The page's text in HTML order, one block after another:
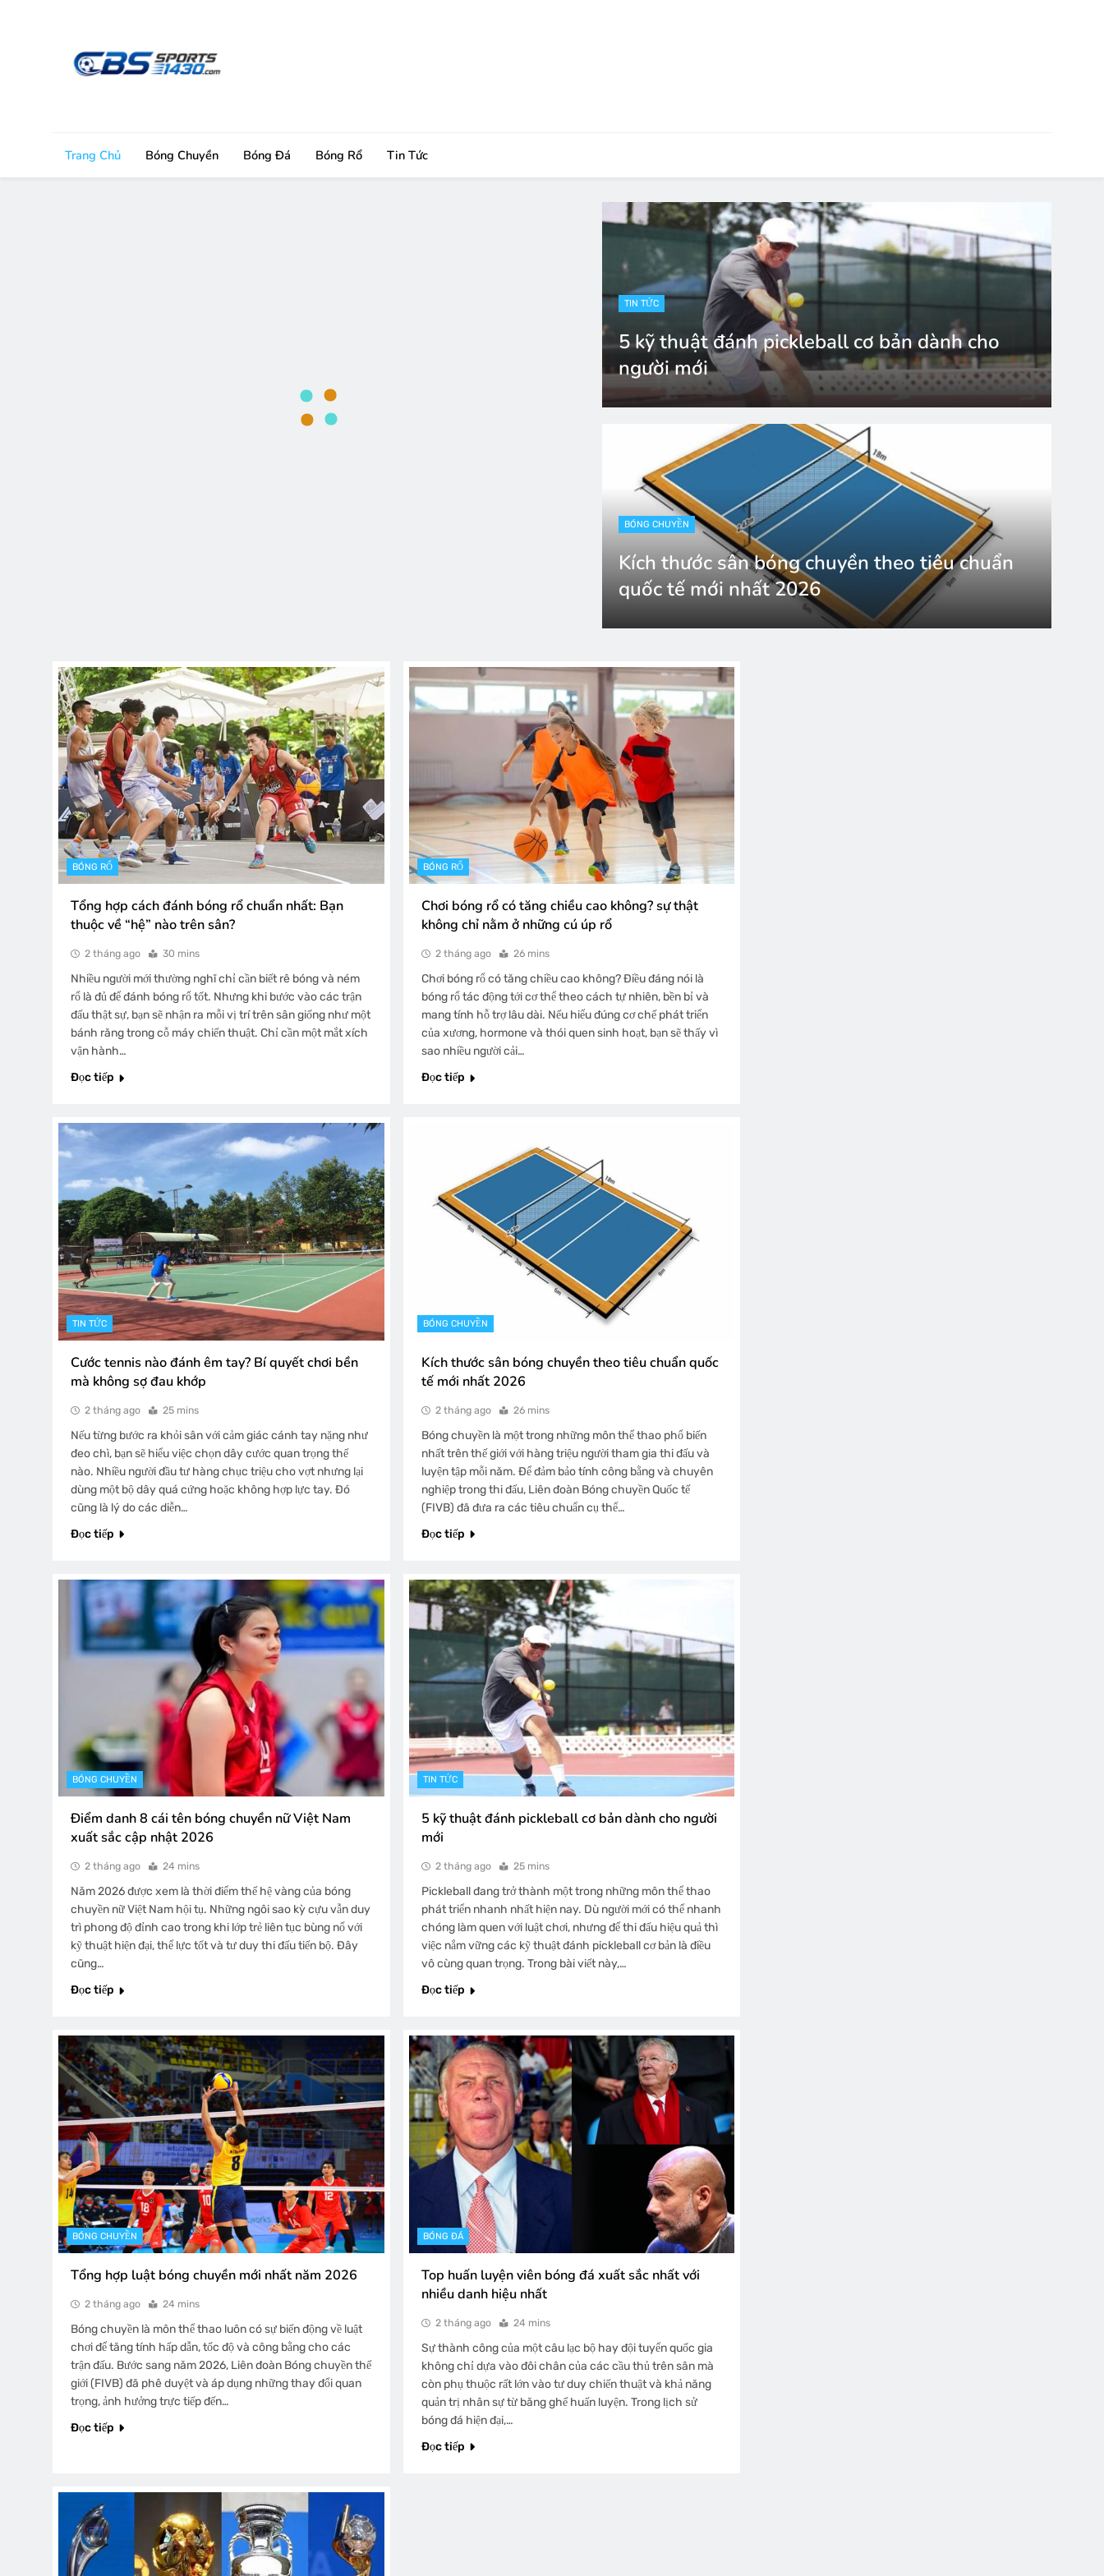
Trang Chủ Bóng Chuyền Bóng Đá Bóng Rổ Tin Tức
TIN TỨC
5 kỹ thuật đánh pickleball cơ bản dành cho
người mới
2 tháng ago
BÓNG CHUYỀN
Kích thước sân bóng chuyền theo tiêu chuẩn
quốc tế mới nhất 2026
2 tháng ago
BÓNG RỔ
Tổng hợp cách đánh bóng rổ chuẩn nhất: Bạn
thuộc về “hệ” nào trên sân?
2 tháng ago 30 mins
Nhiều người mới thường nghĩ chỉ cần biết rê bóng và ném
rổ là đủ để đánh bóng rổ tốt. Nhưng khi bước vào các trận
đấu thật sự, bạn sẽ nhận ra mỗi vị trí trên sân giống như một
bánh răng trong cỗ máy chiến thuật. Chỉ cần một mắt xích
vận hành…
Đọc tiếp
BÓNG RỔ
Chơi bóng rổ có tăng chiều cao không? sự thật
không chỉ nằm ở những cú úp rổ
2 tháng ago 26 mins
Chơi bóng rổ có tăng chiều cao không? Điều đáng nói là
bóng rổ tác động tới cơ thể theo cách tự nhiên, bền bỉ và
mang tính hỗ trợ lâu dài. Nếu hiểu đúng cơ chế phát triển
của xương, hormone và thói quen sinh hoạt, bạn sẽ thấy vì
sao nhiều người cải…
Đọc tiếp
TIN TỨC
Cước tennis nào đánh êm tay? Bí quyết chơi bền
mà không sợ đau khớp
2 tháng ago 25 mins
Nếu từng bước ra khỏi sân với cảm giác cánh tay nặng như
đeo chì, bạn sẽ hiểu việc chọn dây cước quan trọng thế
nào. Nhiều người đầu tư hàng chục triệu cho vợt nhưng lại
dùng một bộ dây quá cứng hoặc không hợp lực tay. Đó
cũng là lý do các diễn…
Đọc tiếp
BÓNG CHUYỀN
Kích thước sân bóng chuyền theo tiêu chuẩn quốc
tế mới nhất 2026
2 tháng ago 26 mins
Bóng chuyền là một trong những môn thể thao phổ biến
nhất trên thế giới với hàng triệu người tham gia thi đấu và
luyện tập mỗi năm. Để đảm bảo tính công bằng và chuyên
nghiệp trong thi đấu, Liên đoàn Bóng chuyền Quốc tế
(FIVB) đã đưa ra các tiêu chuẩn cụ thể…
Đọc tiếp
BÓNG CHUYỀN
Điểm danh 8 cái tên bóng chuyền nữ Việt Nam
xuất sắc cập nhật 2026
2 tháng ago 24 mins
Năm 2026 được xem là thời điểm thế hệ vàng của bóng
chuyền nữ Việt Nam hội tụ. Những ngôi sao kỳ cựu vẫn duy
trì phong độ đỉnh cao trong khi lớp trẻ liên tục bùng nổ với
kỹ thuật hiện đại, thể lực tốt và tư duy thi đấu tiến bộ. Đây
cũng…
Đọc tiếp
TIN TỨC
5 kỹ thuật đánh pickleball cơ bản dành cho người
mới
2 tháng ago 25 mins
Pickleball đang trở thành một trong những môn thể thao
phát triển nhanh nhất hiện nay. Dù người mới có thể nhanh
chóng làm quen với luật chơi, nhưng để thi đấu hiệu quả thì
việc nắm vững các kỹ thuật đánh pickleball cơ bản là điều
vô cùng quan trọng. Trong bài viết này,…
Đọc tiếp
BÓNG CHUYỀN
Tổng hợp luật bóng chuyền mới nhất năm 2026
2 tháng ago 24 mins
Bóng chuyền là môn thể thao luôn có sự biến động về luật
chơi để tăng tính hấp dẫn, tốc độ và công bằng cho các
trận đấu. Bước sang năm 2026, Liên đoàn Bóng chuyền thế
giới (FIVB) đã phê duyệt và áp dụng những thay đổi quan
trọng, ảnh hưởng trực tiếp đến…
Đọc tiếp
BÓNG ĐÁ
Top huấn luyện viên bóng đá xuất sắc nhất với
nhiều danh hiệu nhất
2 tháng ago 24 mins
Sự thành công của một câu lạc bộ hay đội tuyển quốc gia
không chỉ dựa vào đôi chân của các cầu thủ trên sân mà
còn phụ thuộc rất lớn vào tư duy chiến thuật và khả năng
quản trị nhân sự từ băng ghế huấn luyện. Trong lịch sử
bóng đá hiện đại,…
Đọc tiếp